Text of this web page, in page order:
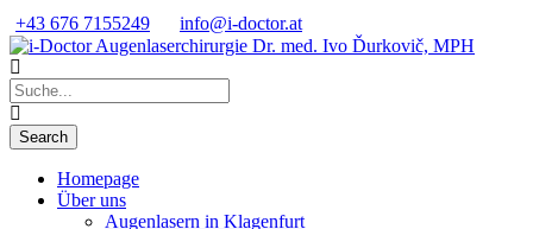
+43 676 7155249 info@i-doctor.at
Homepage
Über uns
Augenlasern in Klagenfurt